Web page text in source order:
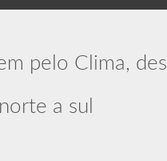
pelo Clima,
a sul